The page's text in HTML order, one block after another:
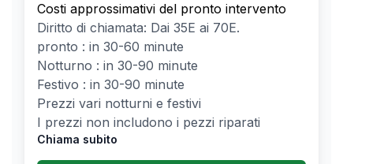
Costi approssimativi del pronto intervento
Diritto di chiamata: Dai 35E ai 70E.
pronto : in 30-60 minute
Notturno : in 30-90 minute
Festivo : in 30-90 minute
Prezzi vari notturni e festivi
I prezzi non includono i pezzi riparati
Chiama subito